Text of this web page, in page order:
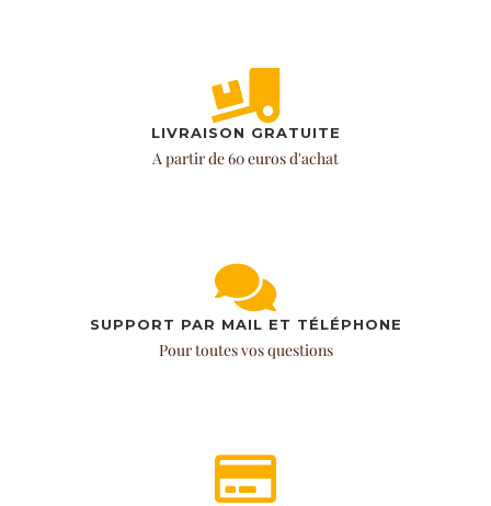
LIVRAISON GRATUITE
A partir de 60 euros d'achat
SUPPORT PAR MAIL ET TÉLÉPHONE
Pour toutes vos questions